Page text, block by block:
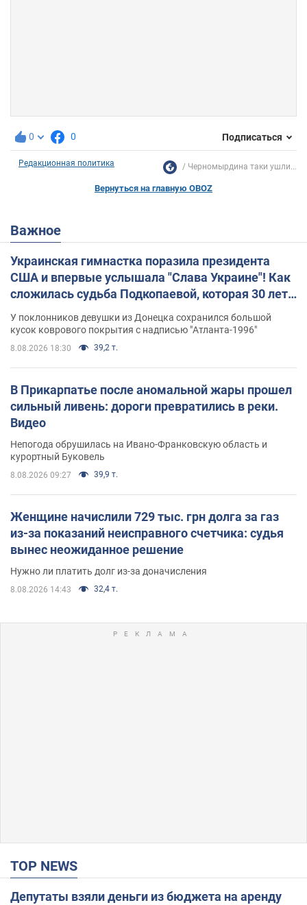
0 0 Подписаться
Редакционная политика Черномырдина таки ушли...
Вернуться на главную OBOZ
Важное
Украинская гимнастка поразила президента
США и впервые услышала "Слава Украине"! Как
сложилась судьба Подкопаевой, которая 30 лет
У поклонников девушки из Донецка сохранился большой
кусок коврового покрытия с надписью "Атланта-1996"
8.08.2026 18:30 39,2 т.
В Прикарпатье после аномальной жары прошел
сильный ливень: дороги превратились в реки.
Видео
Непогода обрушилась на Ивано-Франковскую область и
курортный Буковель
8.08.2026 09:27 39,9 т.
Женщине начислили 729 тыс. грн долга за газ
из-за показаний неисправного счетчика: судья
вынес неожиданное решение
Нужно ли платить долг из-за доначисления
8.08.2026 14:43 32,4 т.
TOP NEWS
Депутаты взяли деньги из бюджета на аренду